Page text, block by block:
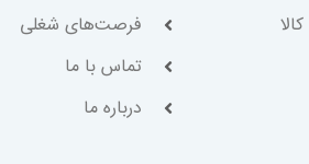
فرصت‌های شغلی
تماس با ما
درباره ما